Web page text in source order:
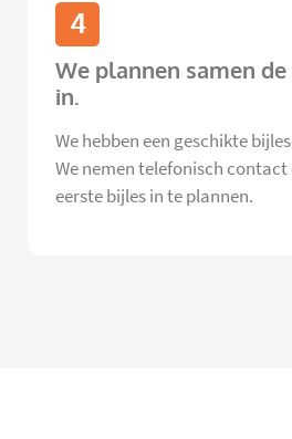
4
We plannen samen
in.
We hebben een geschikte
We nemen telefonisch contact
eerste bijles in te plannen.